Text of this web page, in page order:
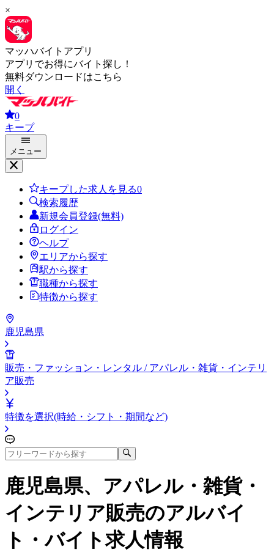
×
マッハバイトアプリ
アプリでお得にバイト探し！
無料ダウンロードはこちら
開く
0
キープ
メニュー
キープした求人を見る0
検索履歴
新規会員登録(無料)
ログイン
ヘルプ
エリアから探す
駅から探す
職種から探す
特徴から探す
鹿児島県
販売・ファッション・レンタル / アパレル・雑貨・インテリ
ア販売
特徴を選択(時給・シフト・期間など)
鹿児島県、アパレル・雑貨・
インテリア販売のアルバイ
ト・バイト求人情報